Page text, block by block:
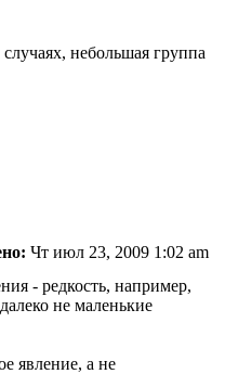
небольшая группа
Чт июл 23, 2009 1:02 am
- редкость, например,
не маленькие
явление, а не